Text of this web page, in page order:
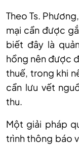
Theo Ts.
mại cần được
biết đây là
hồng nênđược
thuế, trong khi
cần lưu vết
thu.
Một giải pháp
trình thông báo